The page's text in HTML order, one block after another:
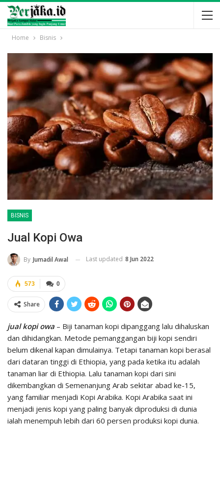
Home Bisnis
BISNIS
Jual Kopi Owa
By Jumadil Awal Last updated 8 Jun 2022
0
573
Share
jual kopi owa – Biji tanaman kopi dipanggang lalu dihaluskan
dan dihidangkan. Metode pemanggangan biji kopi sendiri
belum dikenal kapan dimulainya. Tetapi tanaman kopi berasal
dari dataran tinggi di Ethiopia, yang pada ketika itu adalah
tanaman liar di Ethiopia. Lalu tanaman kopi dari sini
dikembangkan di Semenanjung Arab sekitar abad ke-15,
yang familiar menjadi Kopi Arabika. Kopi Arabika saat ini
menjadi jenis kopi yang paling banyak diproduksi di dunia
ialah menempuh lebih dari 60 persen produksi kopi dunia.